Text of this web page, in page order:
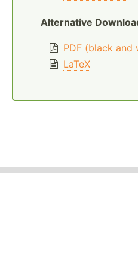
Alternative
PDF (black and
LaTeX